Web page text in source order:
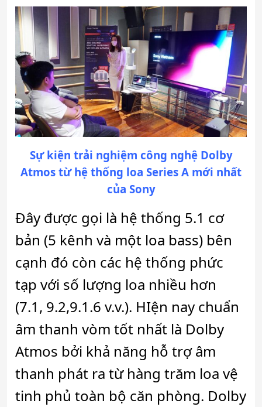
Sự kiện trải nghiệm công nghệ Dolby
Atmos từ hệ thống loa Series A mới nhất
của Sony
Đây được gọi là hệ thống 5.1 cơ
bản (5 kênh và một loa bass) bên
cạnh đó còn các hệ thống phức
tạp với số lượng loa nhiều hơn
(7.1, 9.2,9.1.6 v.v.). HIện nay chuẩn
âm thanh vòm tốt nhất là Dolby
Atmos bởi khả năng hỗ trợ âm
thanh phát ra từ hàng trăm loa vệ
tinh phủ toàn bộ căn phòng. Dolby